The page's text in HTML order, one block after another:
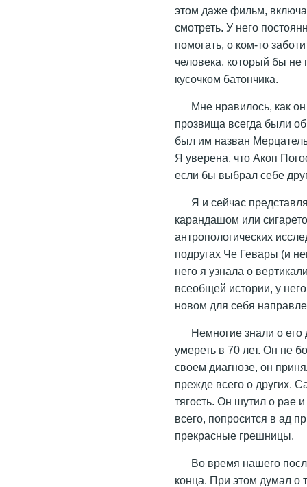
этом даже фильм,
смотреть. У него
помогать, о ком-то
человека, который бы не
кусочком батончика.
Мне нравилось, как
прозвища всегда были
был им назван
Я уверена, что Акоп
если бы выбрал себе
Я и сейчас
карандашом или
антропологических
подругах Че Гевары (и
него я узнала о
всеобщей истории, у
новом для себя
Немногие знали о
умереть в 70 лет. Он не
своем диагнозе, он
прежде всего о других.
тягость. Он шутил о рае
всего, попросится в ад
прекрасные грешницы.
Во время нашего
конца. При этом думал о